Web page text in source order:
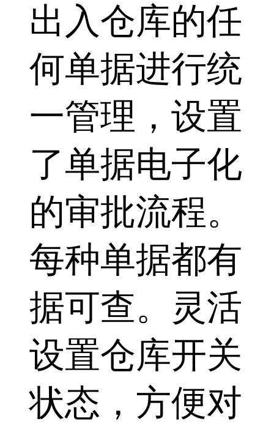
出入仓库的任
何单据进行统
一管理，设置
了单据电子化
的审批流程。
每种单据都有
据可查。灵活
设置仓库开关
状态，方便对